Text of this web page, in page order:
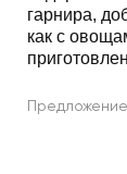
гарнира,
как с